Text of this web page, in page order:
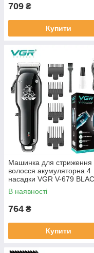
709 ₴
Купити
Машинка для стриження
волосся акумуляторна 4
насадки VGR V-679
В наявності
764 ₴
Купити